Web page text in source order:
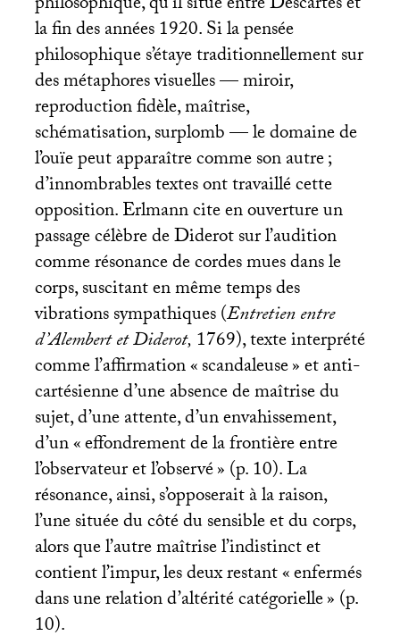
la fin des années 1920. Si la pensée
philosophique s’étaye traditionnellement sur
des métaphores visuelles — miroir,
reproduction fidèle, maîtrise,
schématisation, surplomb — le domaine de
l’ouïe peut apparaître comme son autre;
d’innombrables textes ont travaillé cette
opposition. Erlmann cite en ouverture un
passage célèbre de Diderot sur l’audition
comme résonance de cordes mues dans le
corps, suscitant en même temps des
vibrations sympathiques (Entretien entre
d’Alembert et Diderot,1769), texte interprété
comme l’affirmation «scandaleuse» et anti-
cartésienne d’une absence de maîtrise du
sujet, d’une attente, d’un envahissement,
d’un «effondrement de la frontière entre
l’observateur et l’observé» (p. 10). La
résonance, ainsi, s’opposerait à la raison,
l’une située du côté du sensible et du corps,
alors que l’autre maîtrise l’indistinct et
contient l’impur, les deux restant «enfermés
dans une relation d’altérité catégorielle» (p.
10).